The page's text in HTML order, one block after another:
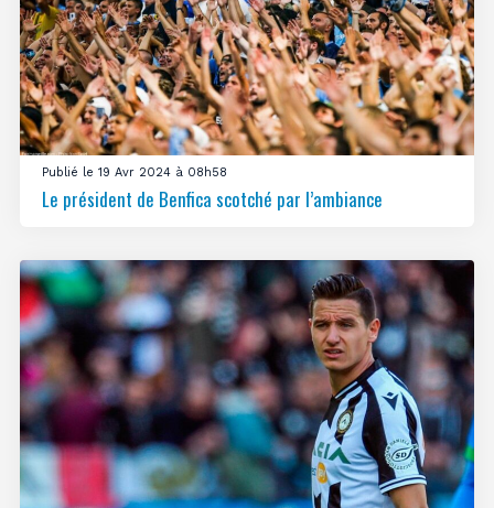
Publié le 19 Avr 2024 à 08h58
Le président de Benfica scotché par l’ambiance